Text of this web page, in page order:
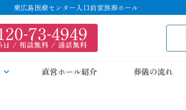
東広島医療センター入口前家族葬ホール
直営ホール紹介 葬儀の流れ